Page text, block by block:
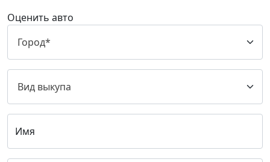
Оценить авто
Имя